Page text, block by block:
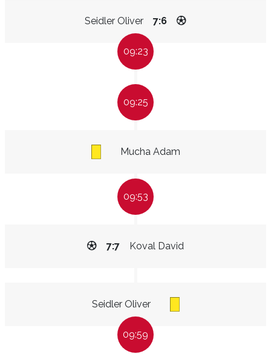
Seidler Oliver 7:6
09:23
09:25
Mucha Adam
09:53
Koval David
7:7
Seidler Oliver
09:59